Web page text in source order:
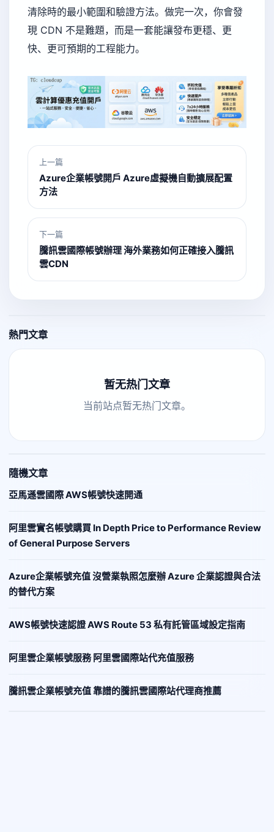
清除時的最小範圍和驗證方法。做完一次，你會發
現 CDN 不是難題，而是一套能讓發布更穩、更
快、更可預期的工程能力。
上一篇
Azure企業帳號開戶 Azure虛擬機自動擴展配置
方法
下一篇
騰訊雲國際帳號辦理 海外業務如何正確接入騰訊
雲CDN
熱門文章
暂无热门文章
当前站点暂无热门文章。
隨機文章
亞馬遜雲國際 AWS帳號快速開通
阿里雲實名帳號購買 In Depth Price to Performance Review
of General Purpose Servers
Azure企業帳號充值 沒營業執照怎麼辦 Azure 企業認證與合法
的替代方案
AWS帳號快速認證 AWS Route 53 私有託管區域設定指南
阿里雲企業帳號服務 阿里雲國際站代充值服務
騰訊雲企業帳號充值 靠譜的騰訊雲國際站代理商推薦